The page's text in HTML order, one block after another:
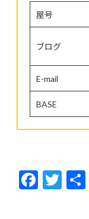
屋号
ブログ
E-mail
BASE
F
ac
T
w